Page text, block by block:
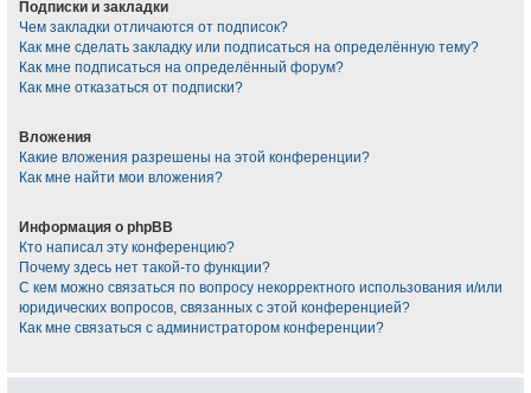
Подписки и закладки
Чем закладки отличаются от подписок?
Как мне сделать закладку или подписаться на определённую тему?
Как мне подписаться на определённый форум?
Как мне отказаться от подписки?
Вложения
Какие вложения разрешены на этой конференции?
Как мне найти мои вложения?
Информация о phpBB
Кто написал эту конференцию?
Почему здесь нет такой-то функции?
С кем можно связаться по вопросу некорректного использования и/или
юридических вопросов, связанных с этой конференцией?
Как мне связаться с администратором конференции?